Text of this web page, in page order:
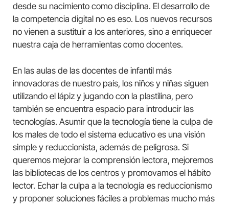
desde su nacimiento como disciplina. El desarrollo de
la competencia digital no es eso. Los nuevos recursos
no vienen a sustituir a los anteriores, sino a enriquecer
nuestra caja de herramientas como docentes.
En las aulas de las docentes de infantil más
innovadoras de nuestro país, los niños y niñas siguen
utilizando el lápiz y jugando con la plastilina, pero
también se encuentra espacio para introducir las
tecnologías. Asumir que la tecnología tiene la culpa de
los males de todo el sistema educativo es una visión
simple y reduccionista, además de peligrosa. Si
queremos mejorar la comprensión lectora, mejoremos
las bibliotecas de los centros y promovamos el hábito
lector. Echar la culpa a la tecnología es reduccionismo
y proponer soluciones fáciles a problemas mucho más